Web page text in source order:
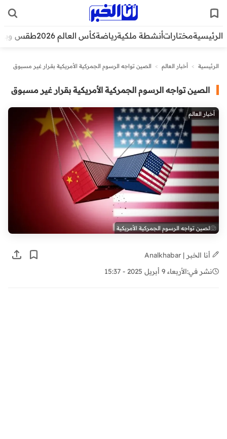
الرئيسيةمختاراتأنشطة ملكيةرياضةكأس العالم 2026 طقس
الرئيسية > أخبار العالم > الصين تواجه الرسوم الجمركية الأمريكية بقرار غير مسبوق
الصين تواجه الرسوم الجمركية الأمريكية بقرار غير مسبوق
أخبار العالم
لصين تواجه الرسوم الجمركية الأمريكية
أنا الخبر | Analkhabar
نشر في:الأربعاء 9 أبريل 2025 - 15:37